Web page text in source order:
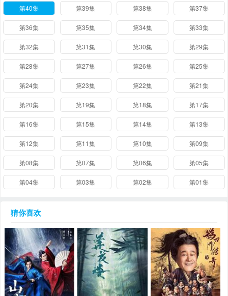
第40集 第39集 第38集 第37集
第36集 第35集 第34集 第33集
第32集 第31集 第30集 第29集
第28集 第27集 第26集 第25集
第24集 第23集 第22集 第21集
第20集 第19集 第18集 第17集
第16集 第15集 第14集 第13集
第12集 第11集 第10集 第09集
第08集 第07集 第06集 第05集
第04集 第03集 第02集 第01集
猜你喜欢